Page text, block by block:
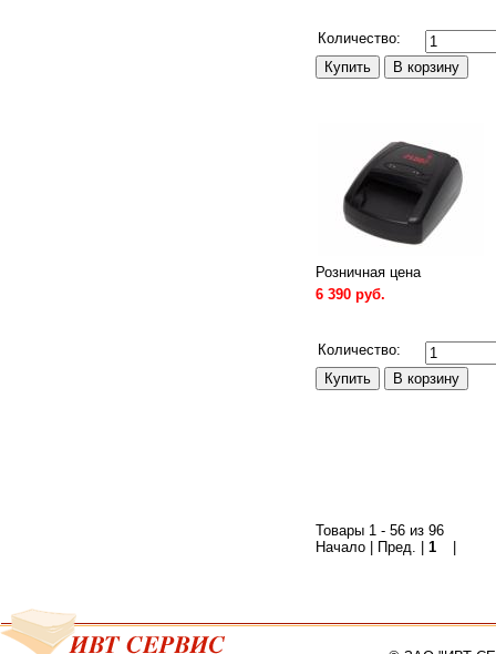
Количество:
Розничная цена
6 390 руб.
Количество:
Товары 1 - 56 из 96
Начало | Пред. | 1 |